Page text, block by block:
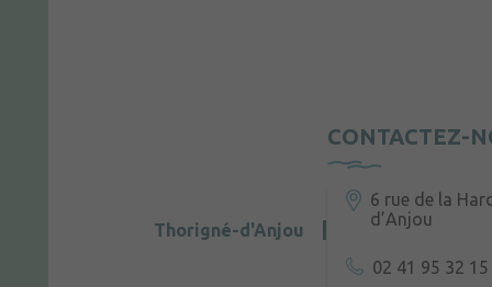
CONTACTEZ-
Thorigné-d'Anjou
6 rue de la
d’Anjou
02 41 95 32 15